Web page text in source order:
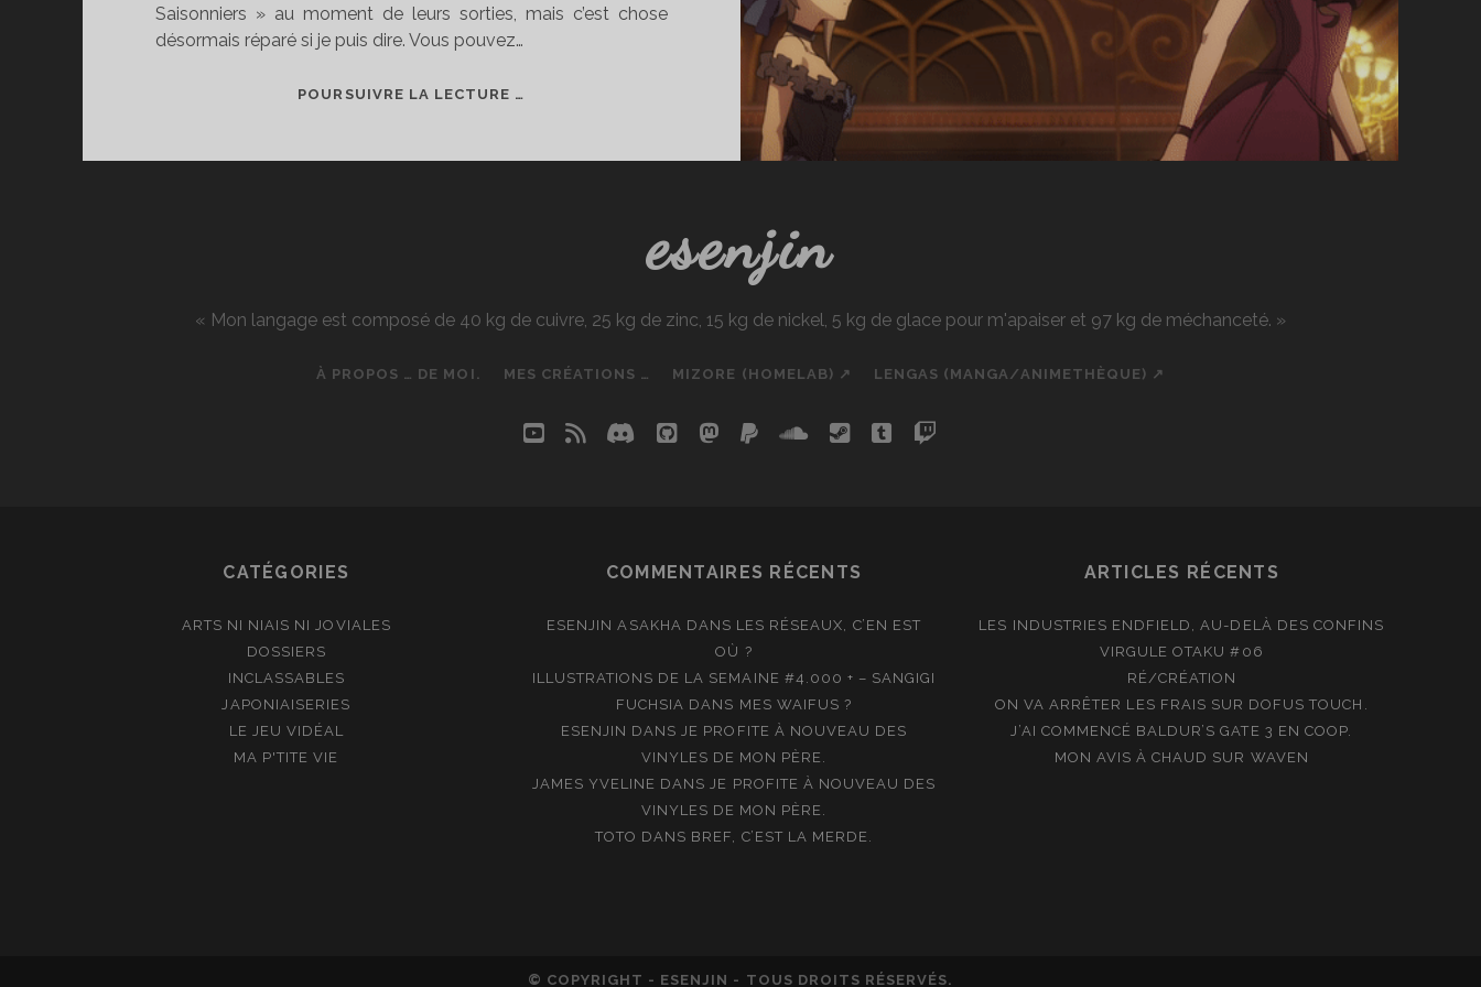
Saisonniers » au moment de leurs sorties, mais c’est chose
désormais réparé si je puis dire. Vous pouvez…
POURSUIVRE LA LECTURE …
esenjin
« Mon langage est composé de 40 kg de cuivre, 25 kg de zinc, 15 kg de nickel, 5 kg de glace pour m'apaiser et 97 kg de méchanceté. »
À PROPOS … DE MOI. MES CRÉATIONS … MIZORE (HOMELAB) ↗ LENGAS (MANGA/ANIMETHÈQUE) ↗
youtube
rss discord
githubmastodon
paypalsoundcloud
steamtumblrtwitch
CATÉGORIES
ARTS NI NIAIS NI JOVIALES
DOSSIERS
INCLASSABLES
JAPONIAISERIES
LE JEU VIDÉAL
MA P'TITE VIE
COMMENTAIRES RÉCENTS
ESENJIN ASAKHA DANS LES RÉSEAUX, C’EN EST
OÙ ?
ILLUSTRATIONS DE LA SEMAINE #4.000 + – SANGIGI
FUCHSIA DANS MES WAIFUS ?
ESENJIN DANSJE PROFITE À NOUVEAU DES
VINYLES DE MON PÈRE.
JAMES YVELINE DANSJE PROFITE À NOUVEAU DES
VINYLES DE MON PÈRE.
TOTO DANS BREF, C’EST LA MERDE.
ARTICLES RÉCENTS
LES INDUSTRIES ENDFIELD, AU-DELÀ DES CONFINS
VIRGULE OTAKU #06
RÉ/CRÉATION
ON VA ARRÊTER LES FRAIS SUR DOFUS TOUCH.
J’AI COMMENCÉ BALDUR’S GATE 3 EN COOP.
MON AVIS À CHAUD SUR WAVEN
© COPYRIGHT - ESENJIN - TOUS DROITS RÉSERVÉS.